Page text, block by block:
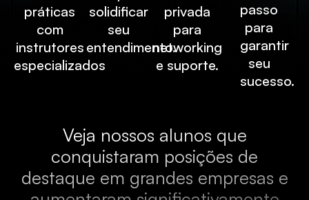
práticas
com
instrutores
especializados
solidificar
seu
entendimento.
privada
para
networking
e suporte.
passo
para
garantir
seu
sucesso.
Veja nossos alunos que
conquistaram posições de
destaque em grandes empresas e